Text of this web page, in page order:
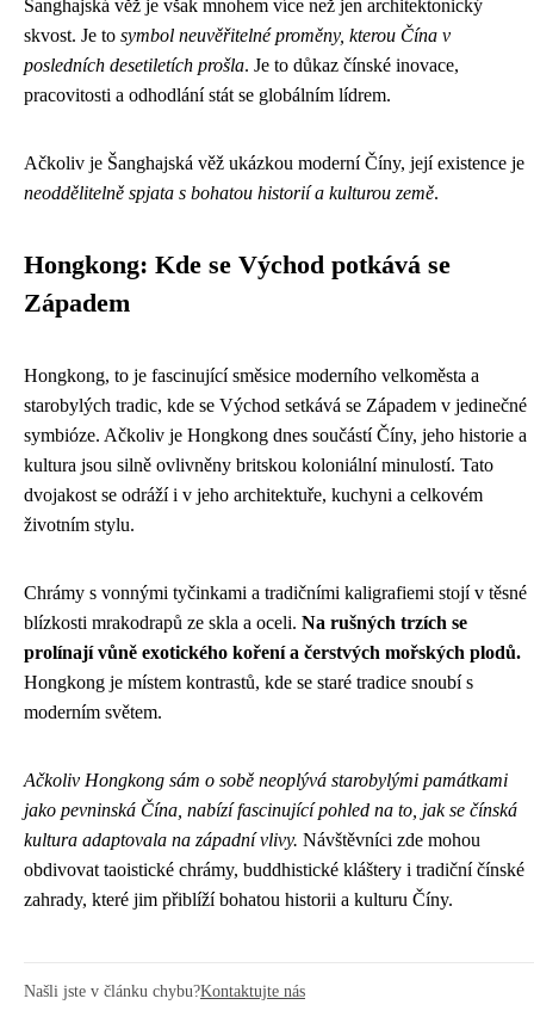
Šanghajská věž je však mnohem více než jen architektonický
skvost. Je to symbol neuvěřitelné proměny, kterou Čína v
posledních desetiletích prošla. Je to důkaz čínské inovace,
pracovitosti a odhodlání stát se globálním lídrem.
Ačkoliv je Šanghajská věž ukázkou moderní Číny, její existence je
neoddělitelně spjata s bohatou historií a kulturou země.
Hongkong: Kde se Východ potkává se
Západem
Hongkong, to je fascinující směsice moderního velkoměsta a
starobylých tradic, kde se Východ setkává se Západem v jedinečné
symbióze. Ačkoliv je Hongkong dnes součástí Číny, jeho historie a
kultura jsou silně ovlivněny britskou koloniální minulostí. Tato
dvojakost se odráží i v jeho architektuře, kuchyni a celkovém
životním stylu.
Chrámy s vonnými tyčinkami a tradičními kaligrafiemi stojí v těsné
blízkosti mrakodrapů ze skla a oceli. Na rušných trzích se
prolínají vůně exotického koření a čerstvých mořských plodů.
Hongkong je místem kontrastů, kde se staré tradice snoubí s
moderním světem.
Ačkoliv Hongkong sám o sobě neoplývá starobylými památkami
jako pevninská Čína, nabízí fascinující pohled na to, jak se čínská
kultura adaptovala na západní vlivy. Návštěvníci zde mohou
obdivovat taoistické chrámy, buddhistické kláštery i tradiční čínské
zahrady, které jim přiblíží bohatou historii a kulturu Číny.
Našli jste v článku chybu?Kontaktujte nás